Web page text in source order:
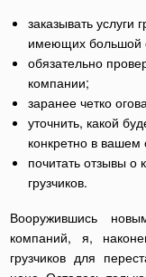
заказывать услуги
имеющих большой
обязательно
компании;
заранее четко
уточнить, какой
конкретно в вашем
почитать отзывы о
грузчиков.
Вооружившись
компаний, я,
грузчиков для